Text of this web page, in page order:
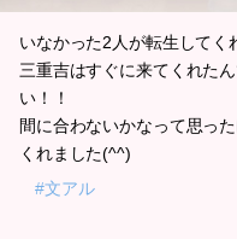
いなかった2人が転生してく
三重吉はすぐに来てくれた
い！！
間に合わないかなって思っ
くれました(^^)
#文アル